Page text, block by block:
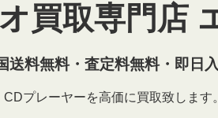
買取専門店
送料無料・査定料無料・即日入
CDプレーヤーを高価に買取致します。